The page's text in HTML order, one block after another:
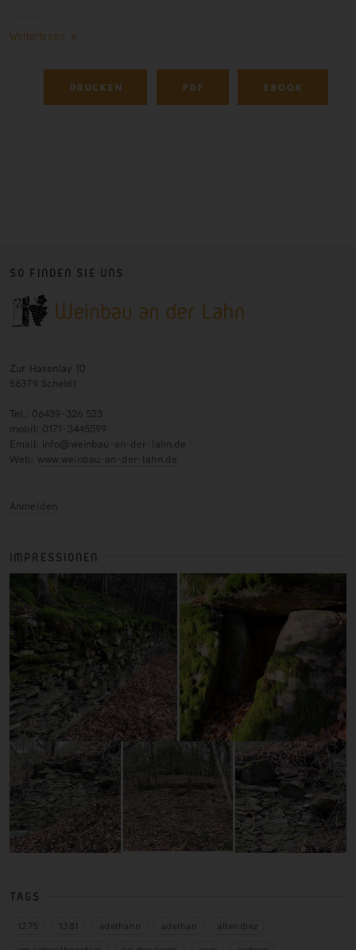
Weiterlesen
DRUCKEN PDF EBOOK
SO FINDEN SIE UNS
Zur Hasenlay 10
56379 Scheidt
Tel.: 06439-326 523
mobil: 0171-3445599
Email: info@weinbau-an-der-lahn.de
Web: www.weinbau-an-der-lahn.de
Anmelden
IMPRESSIONEN
TAGS
1275 1381 adelhahn adelhan
altendiez